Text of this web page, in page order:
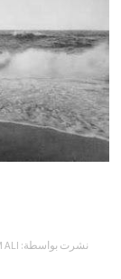
نشرت بواسطة: ALI